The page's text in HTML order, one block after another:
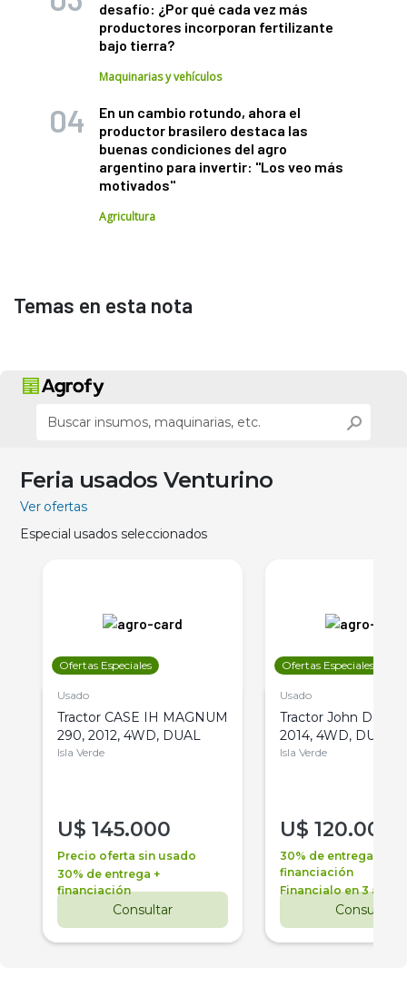
desafío: ¿Por qué cada vez más
productores incorporan fertilizante
bajo tierra?
Maquinarias y vehículos
En un cambio rotundo, ahora el
productor brasilero destaca las
buenas condiciones del agro
argentino para invertir: "Los veo más
motivados"
Agricultura
Temas en esta nota
Feria usados Venturino
Ver ofertas
Especial usados seleccionados
Ofertas Especiales
Usado
Tractor CASE IH MAGNUM
290, 2012, 4WD, DUAL
Isla Verde
U$ 145.000
Precio oferta sin usado
30% de entrega +
financiación
Consultar
Ofertas Especiales
Usado
Tractor John Deere
2014, 4WD, DUAL
Isla Verde
U$ 120.000
30% de entrega +
financiación
Financialo en 3 años
Consultar